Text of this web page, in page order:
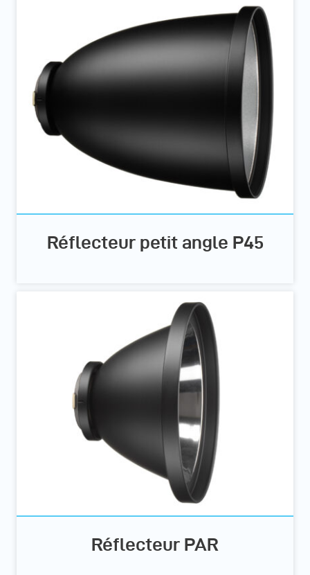
Réflecteur petit angle P45
Réflecteur PAR